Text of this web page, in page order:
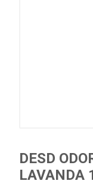
DESD
LAVANDA